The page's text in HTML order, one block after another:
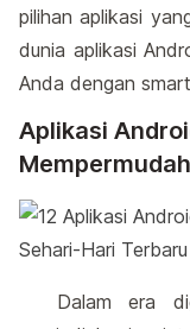
pilihan aplikasi
dunia aplikasi
Anda dengan
Aplikasi
Dalam era